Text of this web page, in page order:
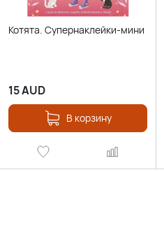
Котята. Супернаклейки-мини
15AUD
В корзину